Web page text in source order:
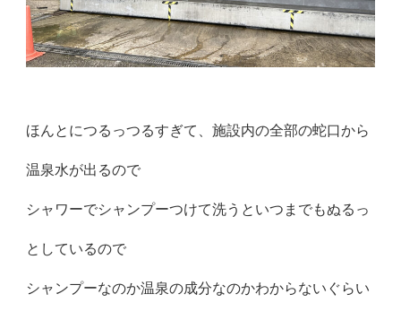
ほんとにつるっつるすぎて、施設内の全部の蛇口から
温泉水が出るので
シャワーでシャンプーつけて洗うといつまでもぬるっ
としているので
シャンプーなのか温泉の成分なのかわからないぐらい